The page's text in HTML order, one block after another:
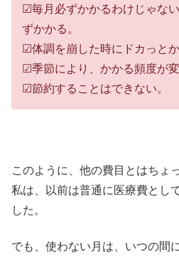
☑︎毎月必ずかかるわけじゃな
ずかかる。
☑︎体調を崩した時にドカっとか
☑︎季節により、かかる頻度が変
☑︎節約することはできない。
このように、他の費目とはちょ
私は、以前は普通に医療費とし
した。
でも、使わない月は、いつの間